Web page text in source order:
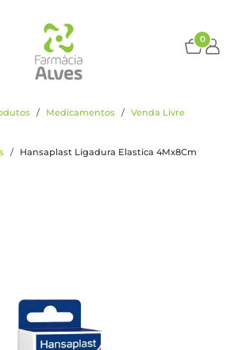
0
Medicamentos Venda Livre
Hansaplast Ligadura Elastica 4Mx8Cm